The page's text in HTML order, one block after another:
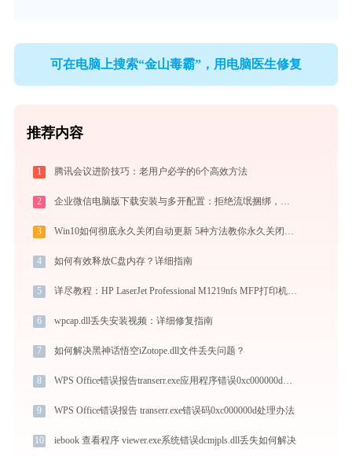
可在电脑上搜索“金山毒霸”，用电脑医生修复
推荐内容
1 腾讯会议进阶技巧：老用户必学的6个高效方法
2 企业微信电脑版下载安装与多开配置：拒绝流氓捆绑，拯救C盘深度瘦身指南
3 Win10如何彻底永久关闭自动更新 5种方法教你永久关闭win10自动更新
4 如何有效释放C盘内存？详细指南
5 详尽教程：HP LaserJet Professional M1219nfs MFP打印机驱动的正确下载与安装方式
6 wpcap.dll丢失安装视频：详细修复指南
7 如何解决黑神话悟空iZotope.dll文件丢失问题？
8 WPS Office错误报告transerr.exe应用程序错误0xc000000d解决方法
9 WPS Office错误报告 transerr.exe错误码0xc000000d处理办法
10 iebook 查看程序 viewer.exe系统错误dcmjpls.dll丢失如何解决